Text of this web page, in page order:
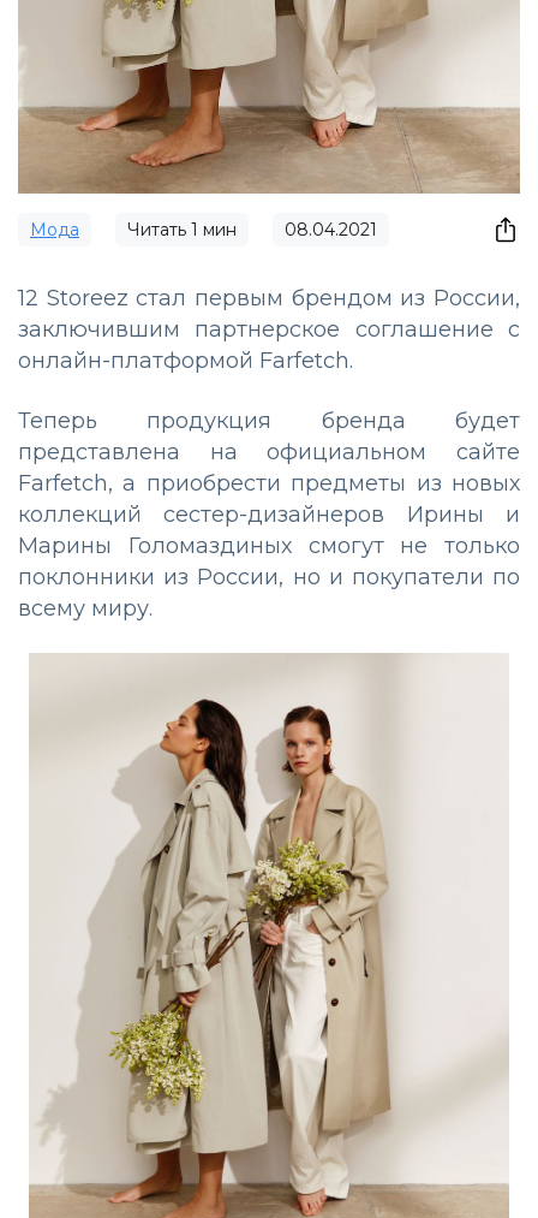
Мода Читать 1 мин 08.04.2021
12 Storeez стал первым брендом из России,
заключившим партнерское соглашение с
онлайн-платформой Farfetch.
Теперь продукция бренда будет
представлена на официальном сайте
Farfetch, а приобрести предметы из новых
коллекций сестер-дизайнеров Ирины и
Марины Голомаздиных смогут не только
поклонники из России, но и покупатели по
всему миру.